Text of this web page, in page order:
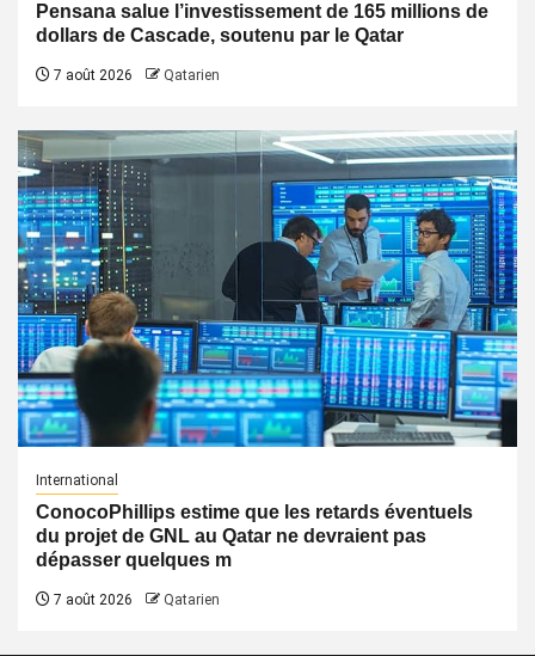
Pensana salue l’investissement de 165 millions de
dollars de Cascade, soutenu par le Qatar
7 août 2026 Qatarien
International
ConocoPhillips estime que les retards éventuels
du projet de GNL au Qatar ne devraient pas
dépasser quelques m
7 août 2026 Qatarien